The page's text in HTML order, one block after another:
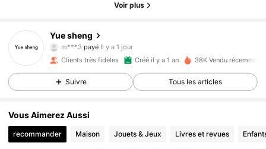
Voir plus
Yue sheng
m***3payéIl y a 1 jour
r***4a suiviIl y a 7 heures
Clients très fidèles Créé il y a 1 an 38K Vendu récemment
Suivre Tous les articles
Vous Aimerez Aussi
recommander Maison Jouets & Jeux Livres et revues